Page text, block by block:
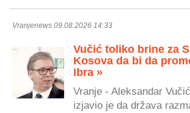
Vranjenews 09.08.2026 14:33
Vučić toliko brine za
Kosova da bi da
Ibra »
Vranje - Aleksandar
izjavio je da država